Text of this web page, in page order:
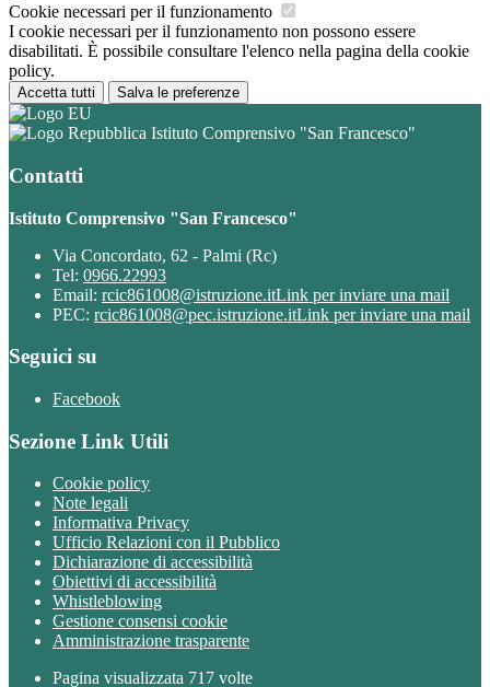
Cookie necessari per il funzionamento
I cookie necessari per il funzionamento non possono essere
disabilitati. È possibile consultare l'elenco nella pagina della cookie
policy.
Accetta tutti Salva le preferenze
Istituto Comprensivo "San Francesco"
Contatti
Istituto Comprensivo "San Francesco"
Via Concordato, 62 - Palmi (Rc)
Tel: 0966.22993
Email: rcic861008@istruzione.itLink per inviare una mail
PEC: rcic861008@pec.istruzione.itLink per inviare una mail
Seguici su
Facebook
Sezione Link Utili
Cookie policy
Note legali
Informativa Privacy
Ufficio Relazioni con il Pubblico
Dichiarazione di accessibilità
Obiettivi di accessibilità
Whistleblowing
Gestione consensi cookie
Amministrazione trasparente
Pagina visualizzata 717 volte